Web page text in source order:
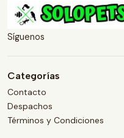
Síguenos
Categorías
Contacto
Despachos
Términos y Condiciones